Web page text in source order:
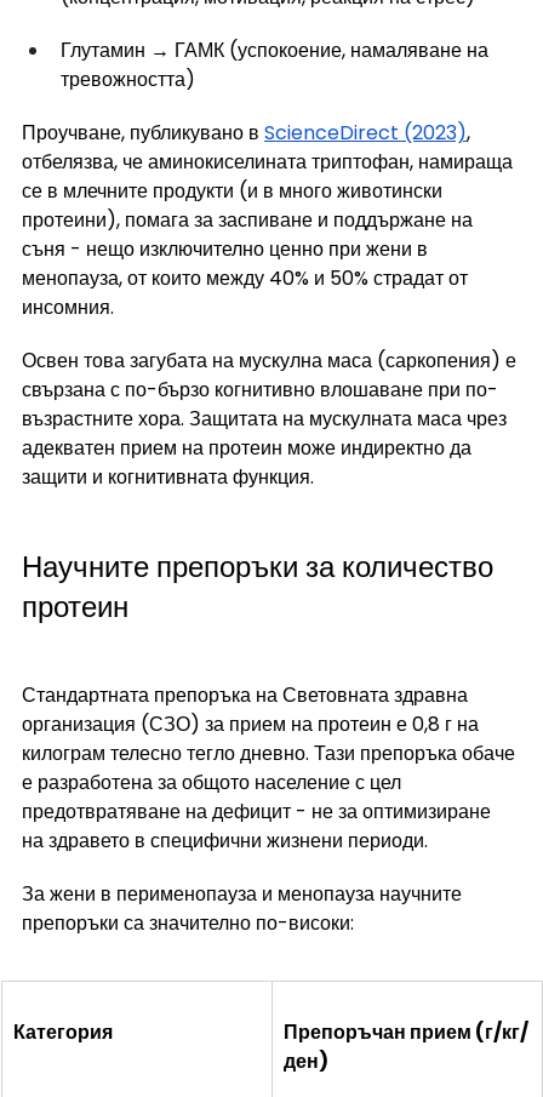
Глутамин → ГАМК (успокоение, намаляване на
тревожността)
Проучване, публикувано в ScienceDirect (2023),
отбелязва, че аминокиселината триптофан, намираща
се в млечните продукти (и в много животински
протеини), помага за заспиване и поддържане на
съня - нещо изключително ценно при жени в
менопауза, от които между 40% и 50% страдат от
инсомния.
Освен това загубата на мускулна маса (саркопения) е
свързана с по-бързо когнитивно влошаване при по-
възрастните хора. Защитата на мускулната маса чрез
адекватен прием на протеин може индиректно да
защити и когнитивната функция.
Научните препоръки за количество
протеин
Стандартната препоръка на Световната здравна
организация (СЗО) за прием на протеин е 0,8 г на
килограм телесно тегло дневно. Тази препоръка обаче
е разработена за общото население с цел
предотвратяване на дефицит - не за оптимизиране
на здравето в специфични жизнени периоди.
За жени в перименопауза и менопауза научните
препоръки са значително по-високи:
Категория
Препоръчан прием (г/кг/
ден)